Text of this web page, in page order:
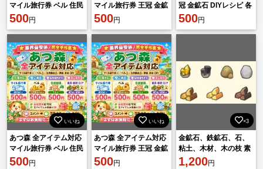
マイル旅行券 ベル 住民
勧誘 家具 素材 DIY 即対
500円
マイル旅行券 王冠 金鉱
石 DIYレシピ 各種素材
500円
冠 金鉱石 DIYレシピ 各
種素材 500円 相談可
500円
いいね
あつ森 全アイテム対応
マイル旅行券 ベル 住民
勧誘 家具 素材 DIY 即対
500円
いいね
あつ森 全アイテム対応
マイル旅行券 王冠 金鉱
石 DIYレシピ 各種素材
500円
×3
金鉱石、鉄鉱石、石、
粘土、木材、木の枝 素
材・材料 BAN無し
1,200円